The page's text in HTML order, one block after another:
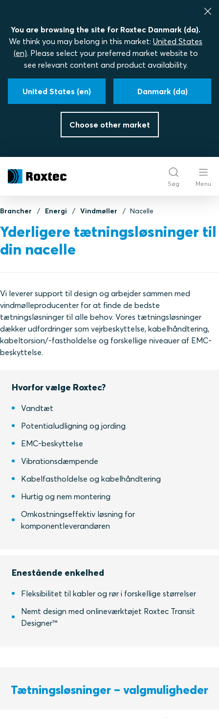
You are browsing the site for Roxtec Danmark (da).
We think you may belong in this market: United States
(en). Please select your preferred market website to
see relevant content and product availability.
United States (en) Danmark (da)
Choose other market
Søg Menu
Brancher Energi Vindmøller Nacelle
Yderligere tætningsløsninger til
din nacelle
Vi leverer support til design og arbejder sammen med
vindmølleproducenter for at finde de bedste
tætningsløsninger til alle behov. Vores tætningsløsninger
dækker udfordringer som vejrbeskyttelse, kabelhåndtering,
kabeltorsion/-fastholdelse og forskellige niveauer af EMC-
beskyttelse.
Hvorfor vælge Roxtec?
Vandtæt
Potentialudligning og jording
EMC-beskyttelse
Vibrationsdæmpende
Kabelfastholdelse og kabelhåndtering
Hurtig og nem montering
Omkostningseffektiv løsning for
komponentleverandøren
Enestående enkelhed
Fleksibilitet til kabler og rør i forskellige størrelser
Nemt design med onlineværktøjet Roxtec Transit
Designer™
Tætningsløsninger – valgmuligheder